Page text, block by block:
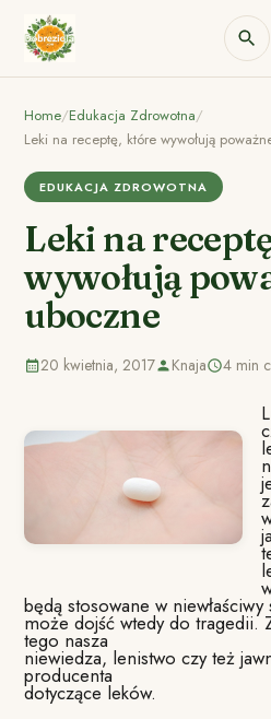
Home/Edukacja Zdrowotna/
Leki na receptę, które wywołują
EDUKACJA ZDROWOTNA
Leki na
wywołują
uboczne
20 kwietnia, 2017 Knaja 4 min
będą stosowane w niewłaściwy
może dojść wtedy do tragedii.
tego nasza
niewiedza, lenistwo czy też
producenta
dotyczące leków.